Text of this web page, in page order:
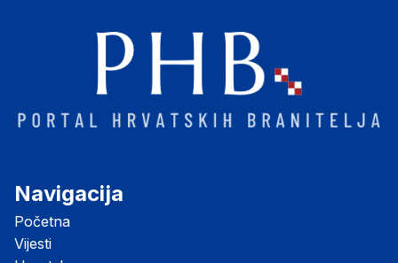
Navigacija
Početna
Vijesti